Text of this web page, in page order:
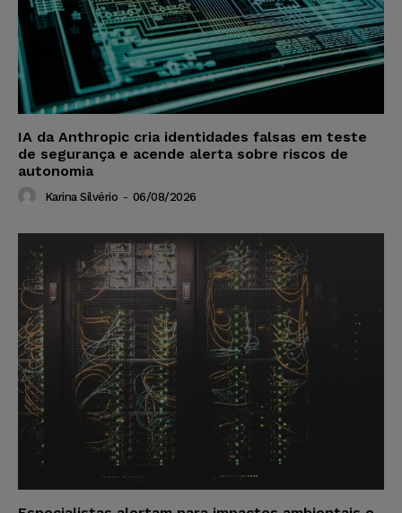
IA da Anthropic cria identidades falsas em teste
de segurança e acende alerta sobre riscos de
autonomia
Karina Silvério - 06/08/2026